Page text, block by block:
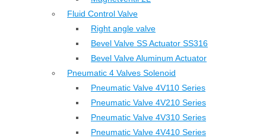
Fluid Control Valve
Right angle valve
Bevel Valve SS Actuator SS316
Bevel Valve Aluminum Actuator
Pneumatic 4 Valves Solenoid
Pneumatic Valve 4V110 Series
Pneumatic Valve 4V210 Series
Pneumatic Valve 4V310 Series
Pneumatic Valve 4V410 Series